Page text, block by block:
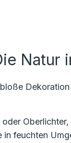
Natur
in feuchten